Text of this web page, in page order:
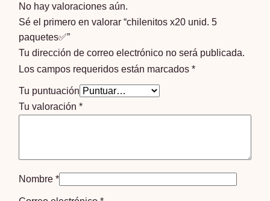
No hay valoraciones aún.
Sé el primero en valorar “chilenitos x20 unid. 5
paquetes✅”
Tu dirección de correo electrónico no será publicada.
Los campos requeridos están marcados*
Tu puntuación
Tu valoración*
Nombre*